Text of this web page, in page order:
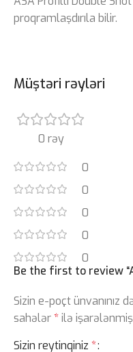
proqramlaşdırıla bilir.
Müştəri rəyləri
0 rəy
0
0
0
0
0
Be the first to review
Sizin e-poçt ünvanınız
sahələr*ilə
Sizin reytinqiniz *